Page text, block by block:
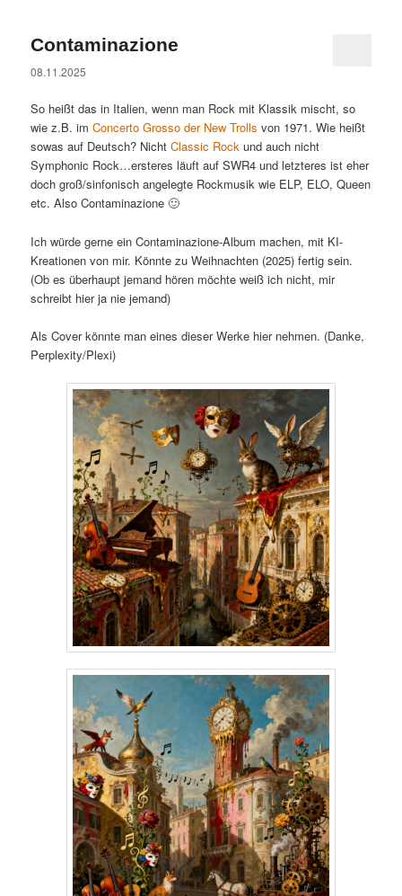
Contaminazione
08.11.2025
So heißt das in Italien, wenn man Rock mit Klassik mischt, so
wie z.B. imConcerto Grosso der New Trolls von 1971. Wie heißt
sowas auf Deutsch? NichtClassic Rock und auch nicht
Symphonic Rock…ersteres läuft auf SWR4 und letzteres ist eher
doch groß/sinfonisch angelegte Rockmusik wie ELP, ELO, Queen
etc. Also Contaminazione 🙂
Ich würde gerne ein Contaminazione-Album machen, mit KI-
Kreationen von mir. Könnte zu Weihnachten (2025) fertig sein.
(Ob es überhaupt jemand hören möchte weiß ich nicht, mir
schreibt hier ja nie jemand)
Als Cover könnte man eines dieser Werke hier nehmen. (Danke,
Perplexity/Plexi)